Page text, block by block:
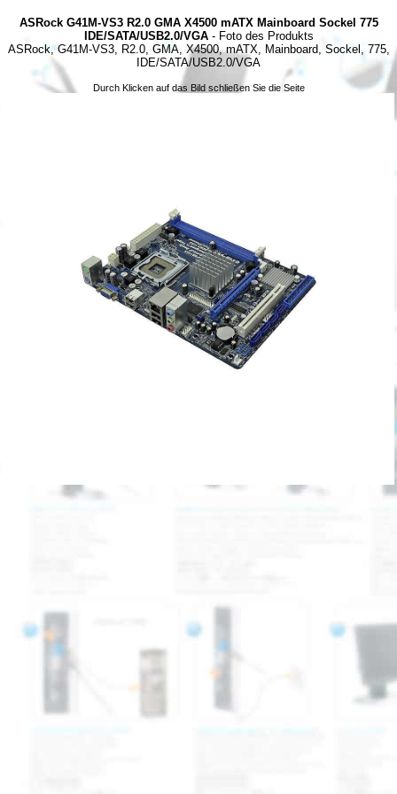
ASRock G41M-VS3 R2.0 GMA X4500 mATX Mainboard Sockel 775
IDE/SATA/USB2.0/VGA- Foto des Produkts
ASRock, G41M-VS3, R2.0, GMA, X4500, mATX, Mainboard, Sockel, 775,
IDE/SATA/USB2.0/VGA
Durch Klicken auf das Bild schließen Sie die Seite